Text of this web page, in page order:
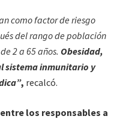
como factor de riesgo
del rango de población
2 a 65 años. Obesidad,
sistema inmunitario y
, recalcó.
los responsables a